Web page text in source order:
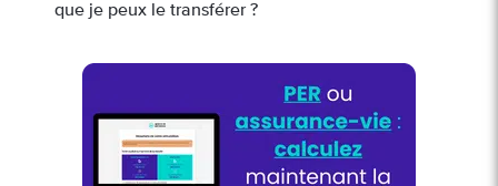
que je peux le transférer ?